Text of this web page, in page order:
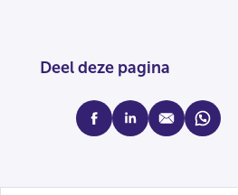
Deel deze pagina
facebooklinkedinmail whatsapp